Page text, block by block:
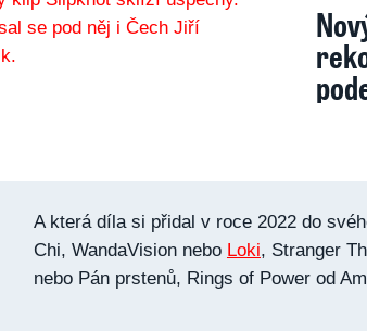
A která díla si přidal v roce 2022 do
Chi, WandaVision nebo Loki, Stranger
nebo Pán prstenů, Rings of Power od